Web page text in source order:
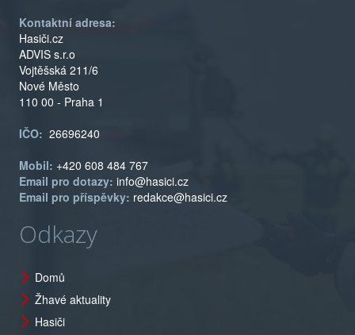
Kontaktní adresa:
Hasiči.cz
ADVIS s.r.o
Vojtěšská 211/6
Nové Město
110 00 - Praha 1
IČO: 26696240
Mobil: +420 608 484 767
Email pro dotazy: info@hasici.cz
Email pro příspěvky: redakce@hasici.cz
Odkazy
Domů
Žhavé aktuality
Hasiči